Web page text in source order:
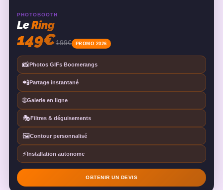
PHOTOBOOTH
LeRing
149€199€ PROMO 2026
📸Photos GIFs Boomerangs
📲Partage instantané
🌐Galerie en ligne
🎭Filtres & déguisements
🖼️Contour personnalisé
⚡Installation autonome
OBTENIR UN DEVIS